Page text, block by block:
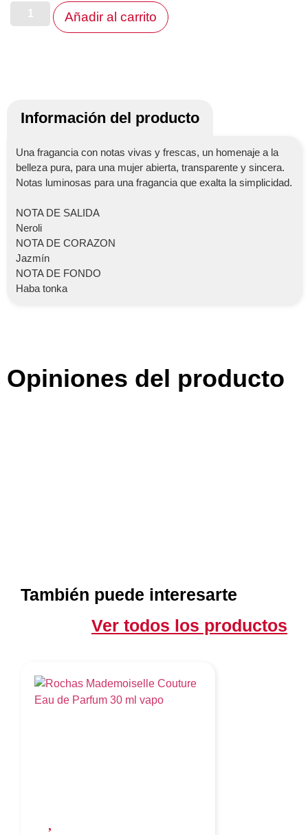
Añadir al carrito
Información del producto
Una fragancia con notas vivas y frescas, un homenaje a la
belleza pura, para una mujer abierta, transparente y sincera.
Notas luminosas para una fragancia que exalta la simplicidad.
NOTA DE SALIDA
Neroli
NOTA DE CORAZON
Jazmín
NOTA DE FONDO
Haba tonka
Opiniones del producto
También puede interesarte
Ver todos los productos